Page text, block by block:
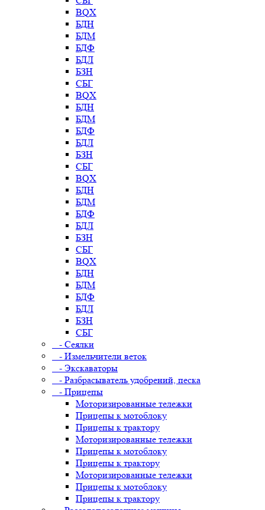
BQX
БДН
БДМ
БДФ
БДЛ
БЗН
СБГ
BQX
БДН
БДМ
БДФ
БДЛ
БЗН
СБГ
BQX
БДН
БДМ
БДФ
БДЛ
БЗН
СБГ
BQX
БДН
БДМ
БДФ
БДЛ
БЗН
СБГ
- Сеялки
- Измельчители веток
- Экскаваторы
- Разбрасыватель удобрений, песка
- Прицепы
Моторизированные тележки
Прицепы к мотоблоку
Прицепы к трактору
Моторизированные тележки
Прицепы к мотоблоку
Прицепы к трактору
Моторизированные тележки
Прицепы к мотоблоку
Прицепы к трактору